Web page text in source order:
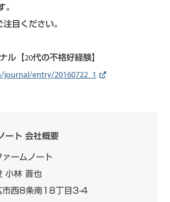
目ください。
ル【20代の不格好経験】
entry/20160722_1
ート 会社概要
ームノート
小林 晋也
市西8条南18丁目3-4